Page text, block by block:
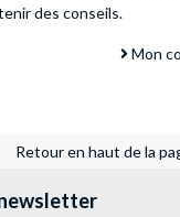
des conseils.
Mon
Retour en haut de la
newsletter